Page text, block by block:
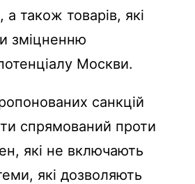
також товарів, які
зміцненню
Москви.
санкцій
спрямований проти
які не включають
які дозволяють